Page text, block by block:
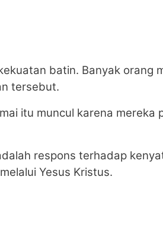
batin. Banyak orang
tersebut.
itu muncul karena mereka
respons terhadap
Yesus Kristus.